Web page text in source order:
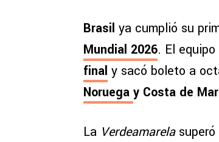
Brasil ya cumplió su
Mundial 2026. El
final y sacó boleto a
Noruega y Costa de
La Verdeamarelasuperó